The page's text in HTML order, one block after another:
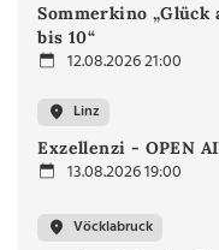
Sommerkino „Glück
bis 10“
12.08.2026 21:00
Linz
Exzellenzi - OPEN
13.08.2026 19:00
Vöcklabruck